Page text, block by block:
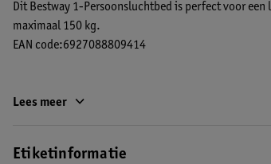
Dit Bestway 1-Persoonsluchtbed is perfect voor
maximaal 150 kg.
EAN code:6927088809414
Lees meer
Etiketinformatie